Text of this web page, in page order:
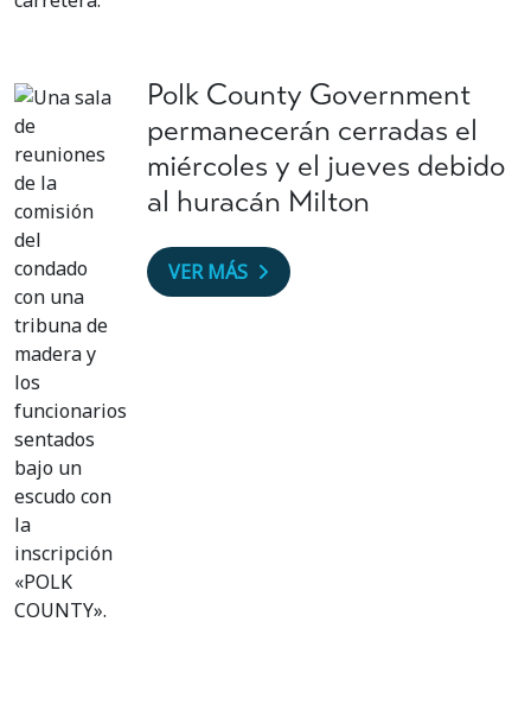
Polk County Government
permanecerán cerradas el
miércoles y el jueves debido
al huracán Milton
VER MÁS